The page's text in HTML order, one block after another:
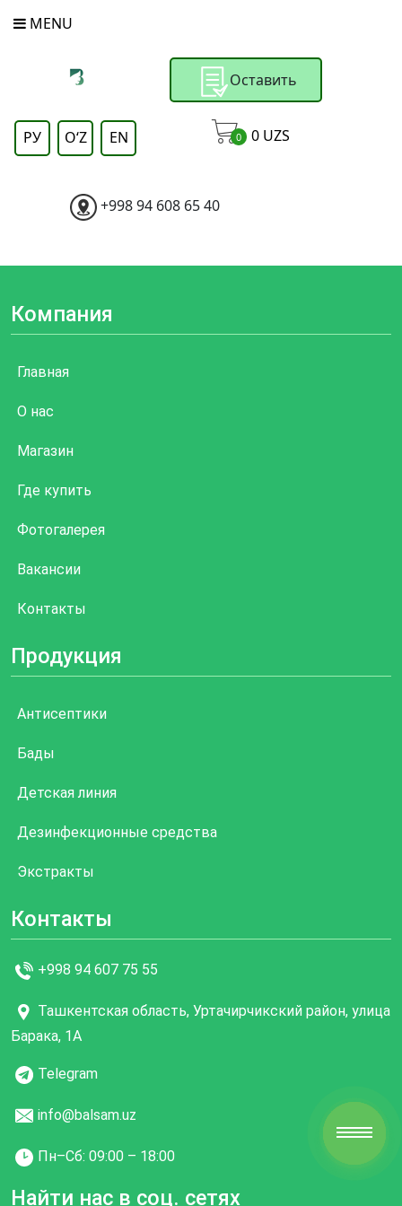
MENU
Оставить
РУ
OʻZ EN 0 0 UZS
+998 94 608 65 40
Компания
Главная
О нас
Магазин
Где купить
Фотогалерея
Вакансии
Контакты
Продукция
Антисептики
Бады
Детская линия
Дезинфекционные средства
Экстракты
Контакты
+998 94 607 75 55
Ташкентская область, Уртачирчикский район, улица
Барака, 1А
Telegram
info@balsam.uz
Пн–Cб: 09:00 – 18:00
Найти нас в соц. сетях